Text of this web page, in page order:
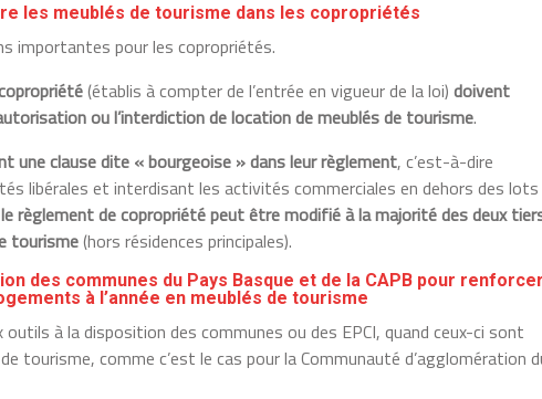
les meublés de tourisme dans les copropriétés
importantes pour les copropriétés.
(établis à compter de l’entrée en vigueur de la loi)doivent
ou l’interdiction de location de meublés de tourisme.
une clause dite « bourgeoise » dans leur règlement, c’est-à-dire
libérales et interdisant les activités commerciales en dehors des lots
le règlement de copropriété peut être modifié à la majorité des deux
tourisme(hors résidences principales).
des communes du Pays Basque et de la CAPB pour
à l’année en meublés de tourisme
à la disposition des communes ou des EPCI, quand ceux-ci sont
tourisme, comme c’est le cas pour la Communauté d’agglomération